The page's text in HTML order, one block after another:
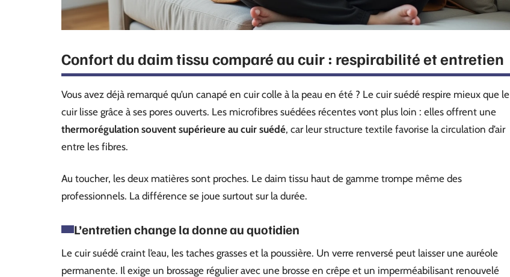
Confort du daim tissu comparé au cuir : respirabilité et entretien
Vous avez déjà remarqué qu’un canapé en cuir colle à la peau en été ? Le cuir suédé respire mieux que le
cuir lisse grâce à ses pores ouverts. Les microfibres suédées récentes vont plus loin : elles offrent une
thermorégulation souvent supérieure au cuir suédé, car leur structure textile favorise la circulation d’air
entre les fibres.
Au toucher, les deux matières sont proches. Le daim tissu haut de gamme trompe même des
professionnels. La différence se joue surtout sur la durée.
L’entretien change la donne au quotidien
Le cuir suédé craint l’eau, les taches grasses et la poussière. Un verre renversé peut laisser une auréole
permanente. Il exige un brossage régulier avec une brosse en crêpe et un imperméabilisant renouvelé